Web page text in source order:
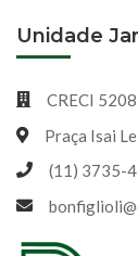
Unidade
CRECI
Praça Isai
(11) 3735-